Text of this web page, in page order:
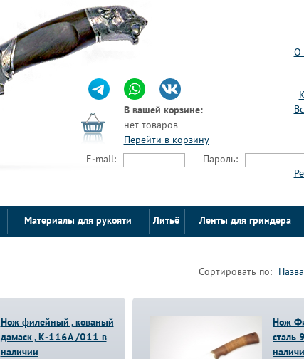
О
В вашей корзине:
нет товаров
Перейти в корзину
E-mail: Пароль:
Материалы для рукояти Литьё Ленты для гриндера
Сортировать по:
Нож филейный , кованый
дамаск , К-116А /011 в
наличии
Нож
сталь